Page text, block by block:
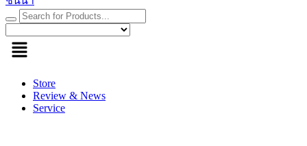
Store
Review & News
Service